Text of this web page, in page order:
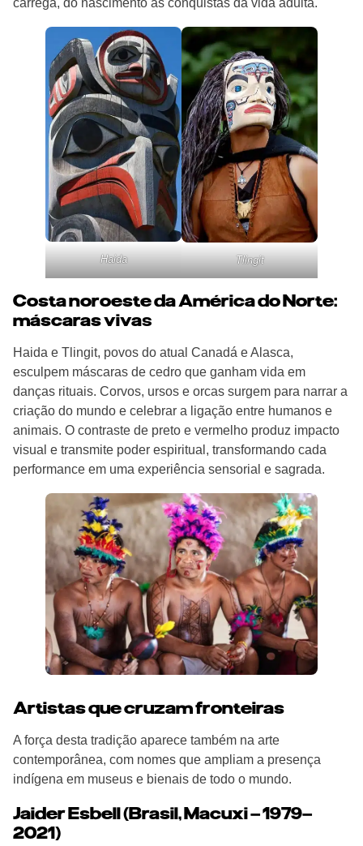
Haida Tlingit
Costa noroeste da América do Norte:
máscaras vivas
Haida e Tlingit, povos do atual Canadá e Alasca,
esculpem máscaras de cedro que ganham vida em
danças rituais. Corvos, ursos e orcas surgem para narrar a
criação do mundo e celebrar a ligação entre humanos e
animais. O contraste de preto e vermelho produz impacto
visual e transmite poder espiritual, transformando cada
performance em uma experiência sensorial e sagrada.
Artistas que cruzam fronteiras
A força desta tradição aparece também na arte
contemporânea, com nomes que ampliam a presença
indígena em museus e bienais de todo o mundo.
Jaider Esbell (Brasil, Macuxi – 1979–
2021)